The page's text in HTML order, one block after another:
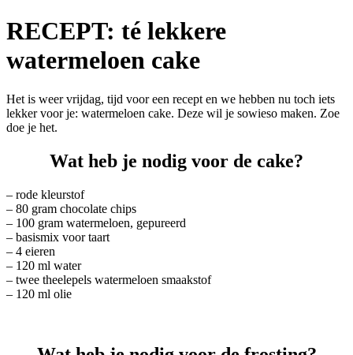
RECEPT: té lekkere
watermeloen cake
Het is weer vrijdag, tijd voor een recept en we hebben nu toch iets
lekker voor je: watermeloen cake. Deze wil je sowieso maken. Zoe
doe je het.
Wat heb je nodig voor de cake?
– rode kleurstof
– 80 gram chocolate chips
– 100 gram watermeloen, gepureerd
– basismix voor taart
– 4 eieren
– 120 ml water
– twee theelepels watermeloen smaakstof
– 120 ml olie